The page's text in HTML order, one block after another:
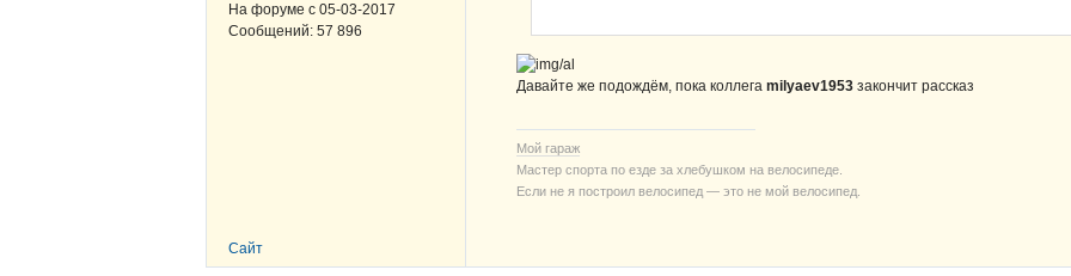
На форуме с 05-03-2017
Сообщений: 57 896
Давайте же подождём, пока коллега milyaev1953 закончит рассказ
Мой гараж
Мастер спорта по езде за хлебушком на велосипеде.
Если не я построил велосипед — это не мой велосипед.
Сайт